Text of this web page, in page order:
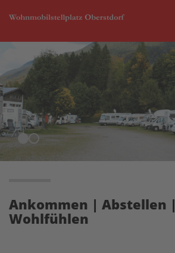
Ankommen | Abstellen |
Wohlfühlen